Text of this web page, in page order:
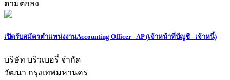
ตามตกลง
เปิดรับสมัครตำแหน่งงานAccounting Officer - AP (เจ้าหน้าที่บัญชี - เจ้าหนี้)
บริษัท บริวเบอรี่ จำกัด
วัฒนา กรุงเทพมหานคร